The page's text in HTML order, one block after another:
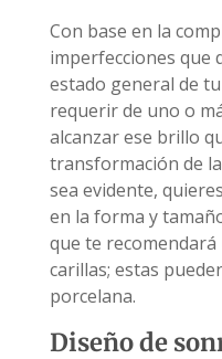
Con base en la
imperfecciones que
estado general de
requerir de uno o
alcanzar ese brillo
transformación de
sea evidente,
en la forma y
que te
carillas; estas
porcelana.
Diseño de